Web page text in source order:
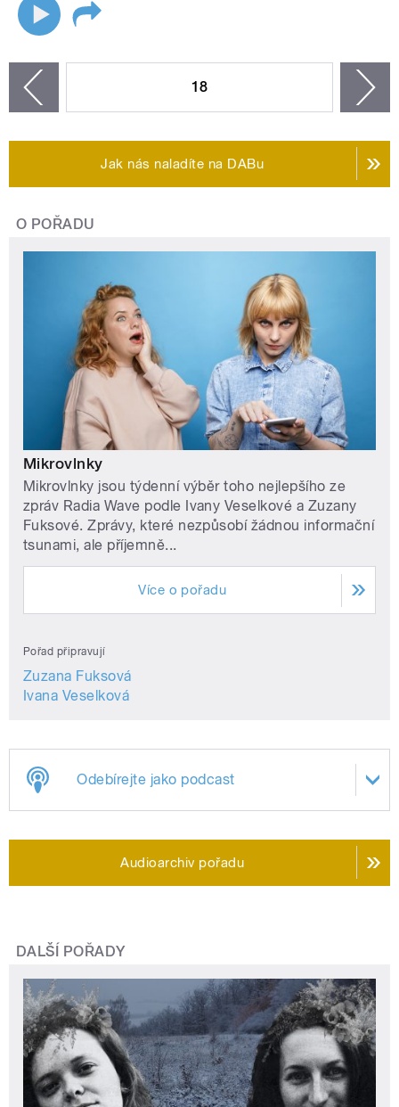
18
Jak nás naladíte na DABu
O POŘADU
Mikrovlnky
Mikrovlnky jsou týdenní výběr toho nejlepšího ze
zpráv Radia Wave podle Ivany Veselkové a Zuzany
Fuksové. Zprávy, které nezpůsobí žádnou informační
tsunami, ale příjemně...
Více o pořadu
Pořad připravují
Zuzana Fuksová
Ivana Veselková
Odebírejte jako podcast
Audioarchiv pořadu
DALŠÍ POŘADY